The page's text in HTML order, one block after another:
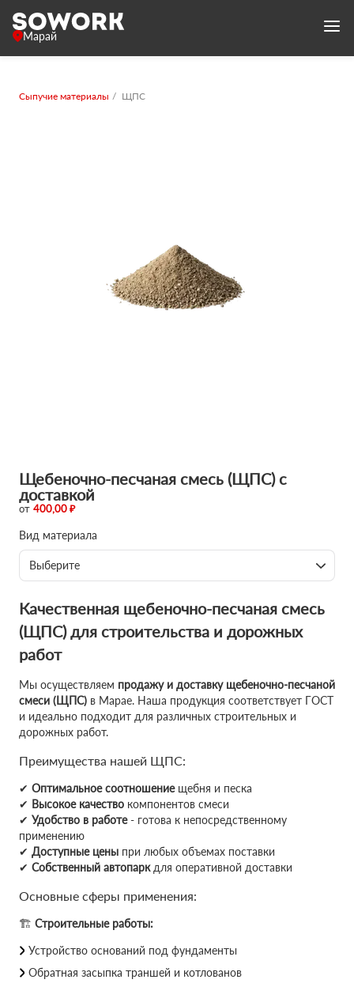
Марай
Сыпучие материалы ЩПС
Щебеночно-песчаная смесь (ЩПС) с
доставкой
от 400,00 ₽
Вид материала
Выберите
Качественная щебеночно-песчаная смесь
(ЩПС) для строительства и дорожных
работ
Мы осуществляем продажу и доставку щебеночно-песчаной
смеси (ЩПС) в Марае. Наша продукция соответствует ГОСТ
и идеально подходит для различных строительных и
дорожных работ.
Преимущества нашей ЩПС:
✔ Оптимальное соотношениещебня и песка
✔ Высокое качество компонентов смеси
✔ Удобство в работе- готова к непосредственному
применению
✔ Доступные цены при любых объемах поставки
✔ Собственный автопаркдля оперативной доставки
Основные сферы применения:
🏗 Строительные работы:
Устройство оснований под фундаменты
Обратная засыпка траншей и котлованов